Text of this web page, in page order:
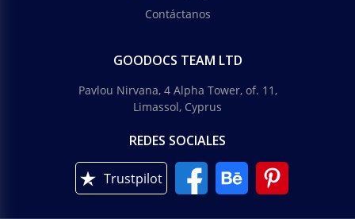
Contáctanos
GOODOCS TEAM LTD
Pavlou Nirvana, 4 Alpha Tower, of. 11,
Limassol, Cyprus
REDES SOCIALES
Trustpilot